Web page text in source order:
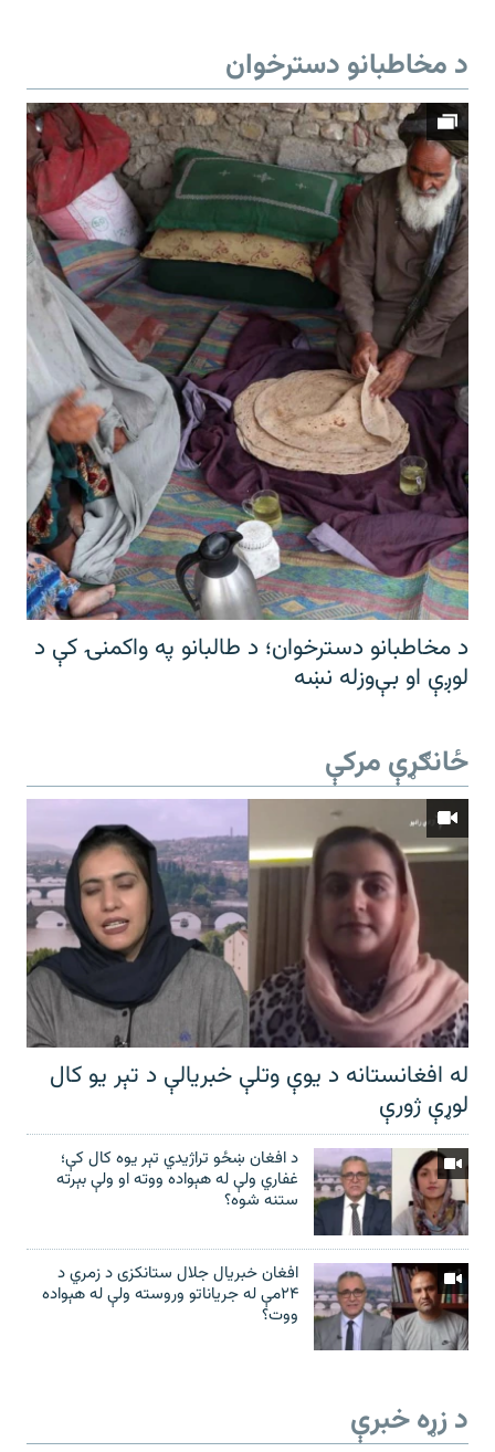
د مخاطبانو دسترخوان
د مخاطبانو دسترخوان؛ د طالبانو په واکمنۍ کې د
لوږې او بې‌وزله نښه
ځانګړې مرکې
له افغانستانه د یوې وتلې خبریالې د تېر يو کال
لوړې ژورې
د افغان ښځو تراژیدي تېر یوه کال کې؛
غفاري ولې له هېواده ووته او ولې بېرته
ستنه شوه؟
افغان خبریال جلال ستانکزی د زمري د
۲۴مې له جریاناتو وروسته ولې له هېواده
ووت؟
د زړه خبرې